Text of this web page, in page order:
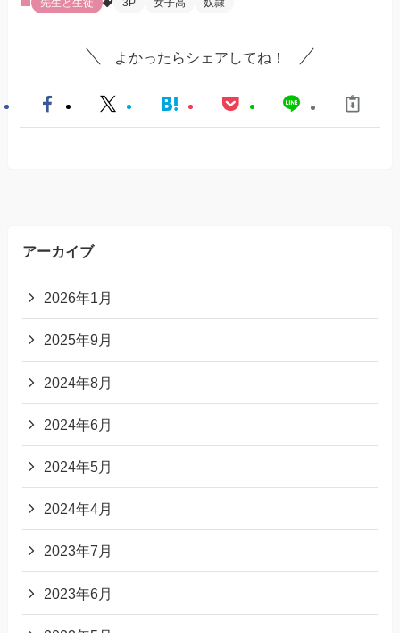
先生と生徒 3P 女子高 奴隷
よかったらシェアしてね！
アーカイブ
2026年1月
2025年9月
2024年8月
2024年6月
2024年5月
2024年4月
2023年7月
2023年6月